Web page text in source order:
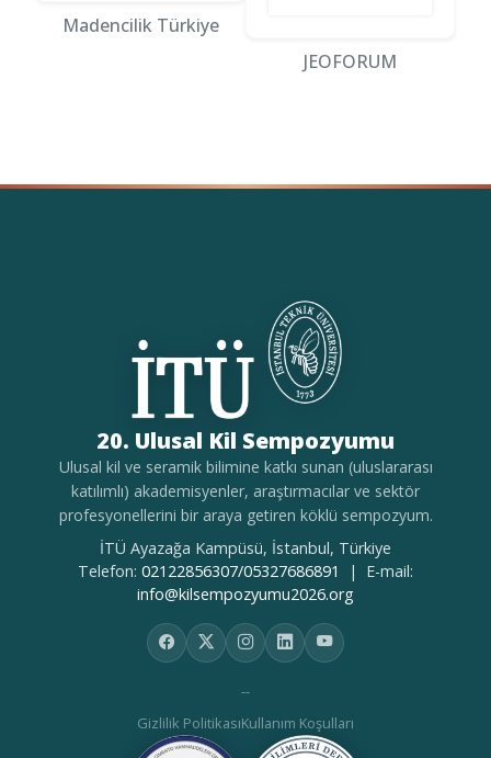
Madencilik Türkiye
JEOFORUM
20. Ulusal Kil Sempozyumu
Ulusal kil ve seramik bilimine katkı sunan (uluslararası
katılımlı) akademisyenler, araştırmacılar ve sektör
profesyonellerini bir araya getiren köklü sempozyum.
İTÜ Ayazağa Kampüsü, İstanbul, Türkiye
Telefon: 02122856307/05327686891
| E-mail:
info@kilsempozyumu2026.org
--
Gizlilik PolitikasıKullanım Koşulları